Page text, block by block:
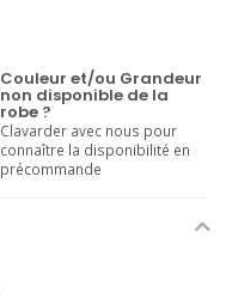
Couleur et/ou Grandeur
non disponible de la
robe ?
Clavarder avec nous pour
connaître la disponibilité en
précommande